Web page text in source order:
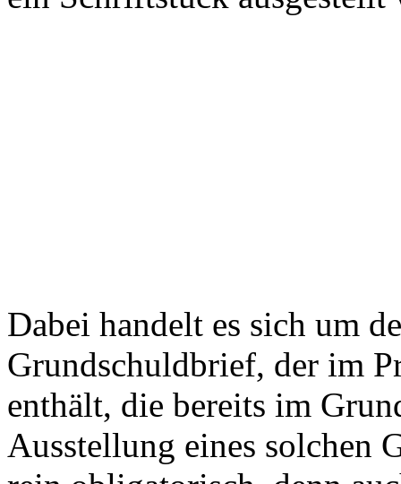
Dabei handelt es sich um
Grundschuldbrief, der im
enthält, die bereits im
Ausstellung eines solchen